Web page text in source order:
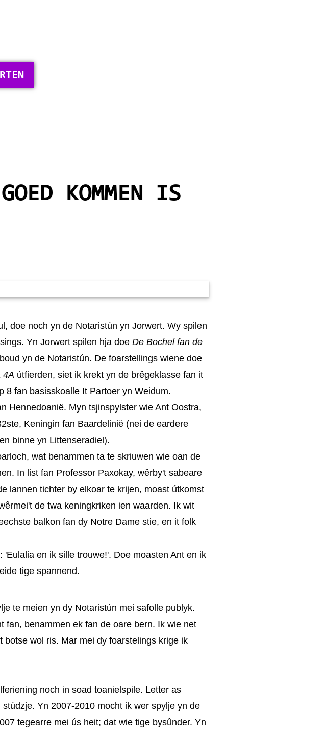
KOMMEN IS
doe noch yn de Notaristún yn Jorwert. Wy spilen
Yn Jorwert spilen hja doe De Bochel fan de
yn de Notaristún. De foarstellings wiene doe
4A útfierden​,​ siet ik krekt yn de brêgeklasse fan it
8 fan basisskoalle It Partoer yn Weidum.
Hennedoanië. Myn tsjinspylster wie Ant Oostra,
Keningin fan Baardelinië (nei de eardere
binne yn Littenseradiel).
wat benammen ta te skriuwen wie oan de
In list fan Professor Paxokay, wêrby't sabeare
lannen tichter by elkoar te krijen, moast útkomst
de twa keningkriken ien waarden. Ik wit
balkon fan dy Notre Dame stie, en it folk
'​Eulalia en ik sille trouwe!​'​. Doe moasten Ant en ik
tige spannend.
te meien yn dy Notaristún mei safolle publyk.
fan, benammen ek fan de oare bern. Ik wie net
wol ris. Mar mei dy foarstelings krige ik
noch in soad toanielspile. Letter as
Yn 2007-2010 mocht ik wer spylje yn de
tegearre mei ús heit; dat wie tige bysûnder. Yn